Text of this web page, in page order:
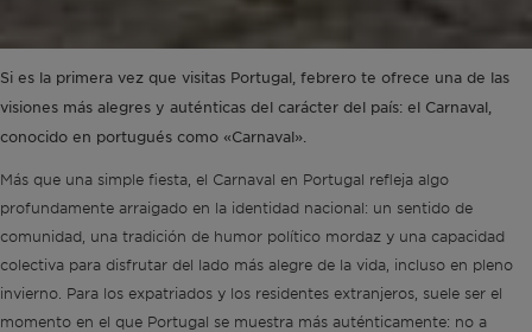
Si es la primera vez que visitas Portugal, febrero te ofrece una de las
visiones más alegres y auténticas del carácter del país: el Carnaval,
conocido en portugués como «Carnaval».
Más que una simple fiesta, el Carnaval en Portugal refleja algo
profundamente arraigado en la identidad nacional: un sentido de
comunidad, una tradición de humor político mordaz y una capacidad
colectiva para disfrutar del lado más alegre de la vida, incluso en pleno
invierno. Para los expatriados y los residentes extranjeros, suele ser el
momento en el que Portugal se muestra más auténticamente: no a